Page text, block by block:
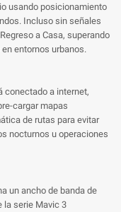
usando posicionamiento
Incluso sin señales
a Casa, superando
entornos urbanos.
conectado a internet,
cargar mapas
de rutas para evitar
nocturnos u operaciones
un ancho de banda de
la serie Mavic 3